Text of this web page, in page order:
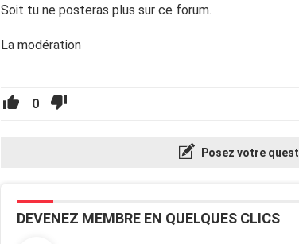
Soit tu ne posteras plus sur ce forum.
La modération
0
Posez votre
DEVENEZ MEMBRE EN QUELQUES CLICS